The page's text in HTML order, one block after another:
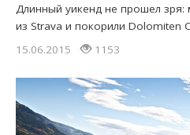
Длинный уикенд не прошел зря:
из Strava и покорили Dolomiten
15.06.2015
1153